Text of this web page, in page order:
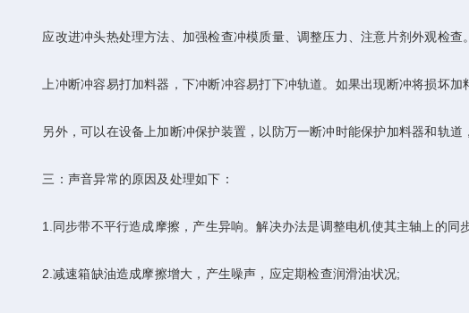
应改进冲头热处理方法、加强检查冲模质量、调整压力、注意片剂外观检查
上冲断冲容易打加料器，下冲断冲容易打下冲轨道。如果出现断冲将损坏加
另外，可以在设备上加断冲保护装置，以防万一断冲时能保护加料器和轨道
三：声音异常的原因及处理如下：
1.同步带不平行造成摩擦，产生异响。解决办法是调整电机使其主轴上的同
2.减速箱缺油造成摩擦增大，产生噪声，应定期检查润滑油状况;